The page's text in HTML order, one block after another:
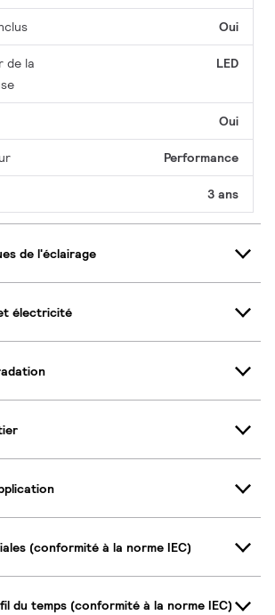
Oui
de la
LED
Oui
Performance
3 ans
de l'éclairage
électricité
(conformité à la norme IEC)
du temps (conformité à la norme IEC)